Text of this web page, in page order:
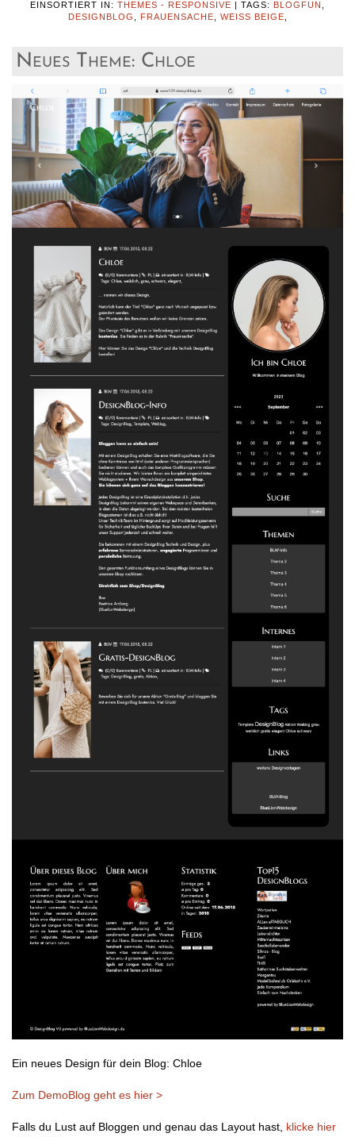
EINSORTIERT IN: THEMES - RESPONSIVE TAGS: BLOGFUN
DESIGNBLOG
FRAUENSACHE WEISS BEIGE
Neues Theme: Chloe
Ein neues Design für dein Blog: Chloe
Zum DemoBlog geht es hier >
Falls du Lust auf Bloggen und genau das Layout hast, klicke hier